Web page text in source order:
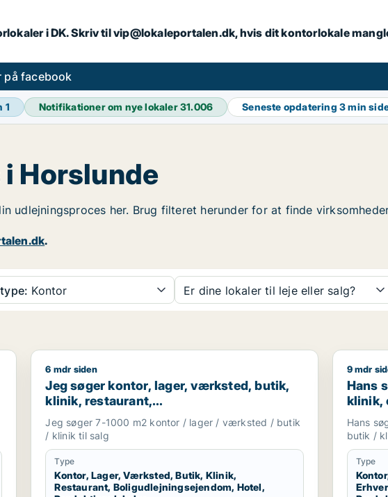
i DK. Skriv til vip@lokaleportalen.dk, hvis dit kontorlokale
på facebook
1 Notifikationer om nye lokaler31.006 Seneste opdatering3 min
Horslunde
udlejningsproces her. Brug filteret herunder for at finde
.
Kontor Er dine lokaler til leje eller salg?
showroom, erhvervsgrund, produktionslokaler eller
Jeg søger kontor, lager, værksted, butik, klinik, restaurant,
6 mdr siden
Jeg søger kontor, lager, værksted, butik,
klinik, restaurant,
boligudlejningsejendom, hotel eller
produktionslokaler til salg i Vordingborg,
Guldborgsund eller Lolland
Jeg søger 7-1000 m2 kontor / lager / værksted / butik
/ klinik til salg
Type
Kontor, Lager, Værksted, Butik, Klinik,
Restaurant, Boligudlejningsejendom, Hotel,
Hans
9 mdr
Hans
klinik,
Hans
butik /
Type